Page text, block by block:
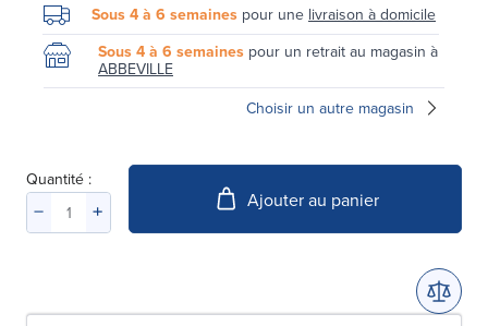
Sous 4 à 6 semaines pour une livraison à domicile
Sous 4 à 6 semaines pour un retrait au magasin à
ABBEVILLE
Choisir un autre magasin
Quantité :
Ajouter au panier